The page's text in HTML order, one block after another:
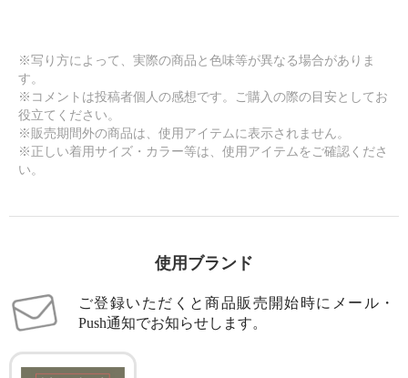
※写り方によって、実際の商品と色味等が異なる場合がありま
す。
※コメントは投稿者個人の感想です。ご購入の際の目安としてお
役立てください。
※販売期間外の商品は、使用アイテムに表示されません。
※正しい着用サイズ・カラー等は、使用アイテムをご確認くださ
い。
使用ブランド
ご登録いただくと商品販売開始時にメール・
Push通知でお知らせします。